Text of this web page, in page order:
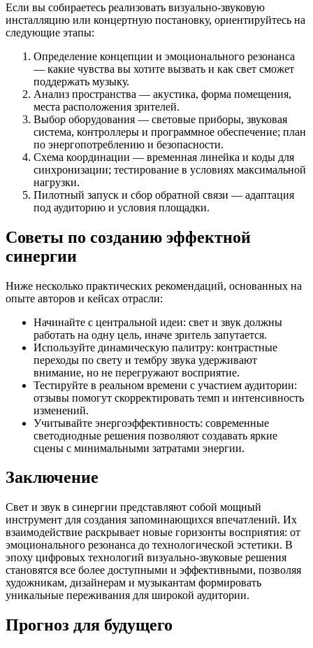
Если вы собираетесь реализовать визуально-звуковую
инсталляцию или концертную постановку, ориентируйтесь на
следующие этапы:
Определение концепции и эмоционального резонанса
— какие чувства вы хотите вызвать и как свет сможет
поддержать музыку.
Анализ пространства — акустика, форма помещения,
места расположения зрителей.
Выбор оборудования — световые приборы, звуковая
система, контроллеры и программное обеспечение; план
по энергопотреблению и безопасности.
Схема координации — временная линейка и коды для
синхронизации; тестирование в условиях максимальной
нагрузки.
Пилотный запуск и сбор обратной связи — адаптация
под аудиторию и условия площадки.
Советы по созданию эффектной
синергии
Ниже несколько практических рекомендаций, основанных на
опыте авторов и кейсах отрасли:
Начинайте с центральной идеи: свет и звук должны
работать на одну цель, иначе зритель запутается.
Используйте динамическую палитру: контрастные
переходы по свету и тембру звука удерживают
внимание, но не перегружают восприятие.
Тестируйте в реальном времени с участием аудитории:
отзывы помогут скорректировать темп и интенсивность
изменений.
Учитывайте энергоэффективность: современные
светодиодные решения позволяют создавать яркие
сцены с минимальными затратами энергии.
Заключение
Свет и звук в синергии представляют собой мощный
инструмент для создания запоминающихся впечатлений. Их
взаимодействие раскрывает новые горизонты восприятия: от
эмоционального резонанса до технологической эстетики. В
эпоху цифровых технологий визуально-звуковые решения
становятся все более доступными и эффективными, позволяя
художникам, дизайнерам и музыкантам формировать
уникальные переживания для широкой аудитории.
Прогноз для будущего